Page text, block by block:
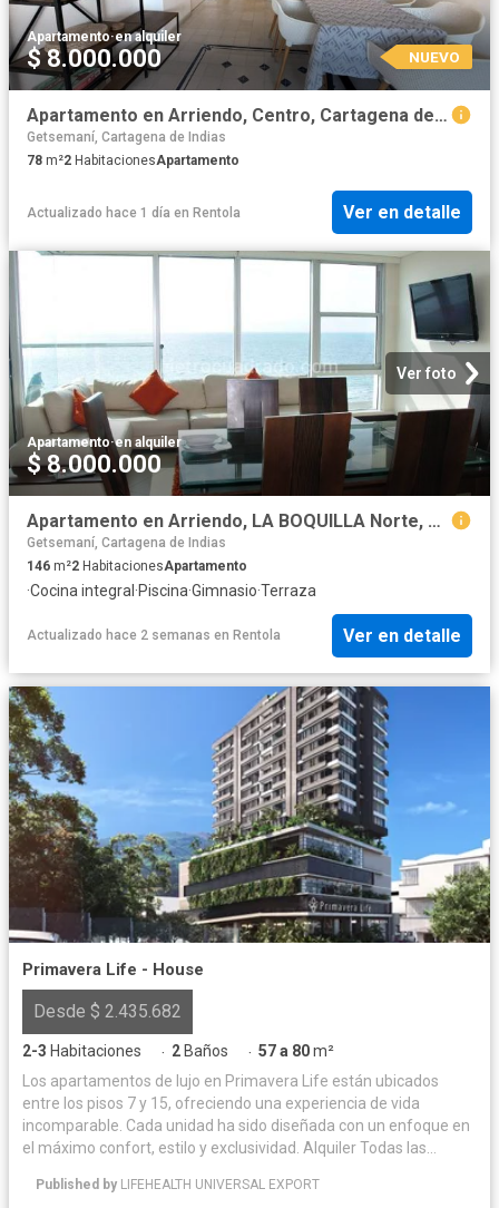
Apartamento·en alquiler
$ 8.000.000 NUEVO
Apartamento en Arriendo, Centro, Cartagena de Indias
Getsemaní, Cartagena de Indias
78 m²2 HabitacionesApartamento
Actualizado hace 1 día en Rentola Ver en detalle
Ver foto
Apartamento·en alquiler
$ 8.000.000
Apartamento en Arriendo, LA BOQUILLA Norte, Cartagena de Indias
Getsemaní, Cartagena de Indias
146 m²2 HabitacionesApartamento
·Cocina integral·Piscina·Gimnasio·Terraza
Actualizado hace 2 semanas en Rentola Ver en detalle
Primavera Life - House
Desde $ 2.435.682
2-3 Habitaciones · 2 Baños · 57 a 80m²
Los apartamentos de lujo en Primavera Life están ubicados
entre los pisos 7 y 15, ofreciendo una experiencia de vida
incomparable. Cada unidad ha sido diseñada con un enfoque en
el máximo confort, estilo y exclusividad. Alquiler Todas las
parqueaderos y cuartos útiles) estarán disponibles para alquiler,
Published by LIFEHEALTH UNIVERSAL EXPORT